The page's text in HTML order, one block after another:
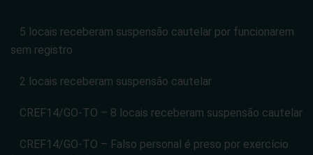
5 locais receberam suspensão cautelar por funcionarem
sem registro
2 locais receberam suspensão cautelar
CREF14/GO-TO – 8 locais receberam suspensão cautelar
CREF14/GO-TO – Falso personal é preso por exercício